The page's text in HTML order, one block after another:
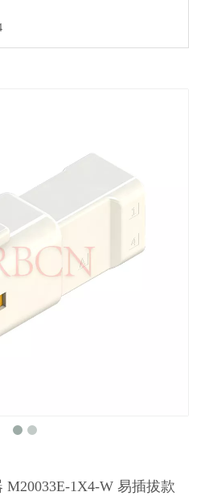
M20033E-1X4-W 易插拔款